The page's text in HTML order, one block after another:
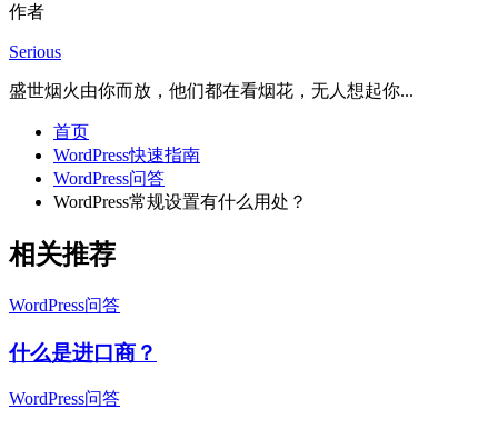
作者
Serious
盛世烟火由你而放，他们都在看烟花，无人想起你...
首页
WordPress快速指南
WordPress问答
WordPress常规设置有什么用处？
相关推荐
WordPress问答
什么是进口商？
WordPress问答